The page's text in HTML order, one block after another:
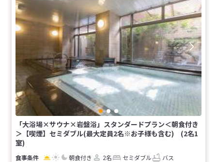
「大浴場×サウナ×岩盤浴」スタンダードプラン＜朝食付き
＞【喫煙】セミダブル(最大定員2名※お子様も含む) (2名1
室)
朝食付き 2名 セミダブル
バス